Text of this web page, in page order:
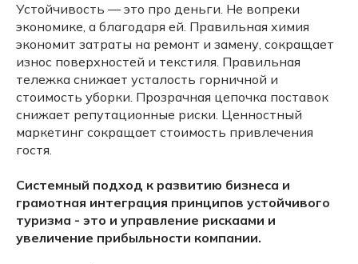
Устойчивость — это про деньги. Не вопреки
экономике, а благодаря ей. Правильная химия
экономит затраты на ремонт и замену, сокращает
износ поверхностей и текстиля. Правильная
тележка снижает усталость горничной и
стоимость уборки. Прозрачная цепочка поставок
снижает репутационные риски. Ценностный
маркетинг сокращает стоимость привлечения
гостя.
Системный подход к развитию бизнеса и
грамотная интеграция принципов устойчивого
туризма - это и управление рискаами и
увеличение прибыльности компании.